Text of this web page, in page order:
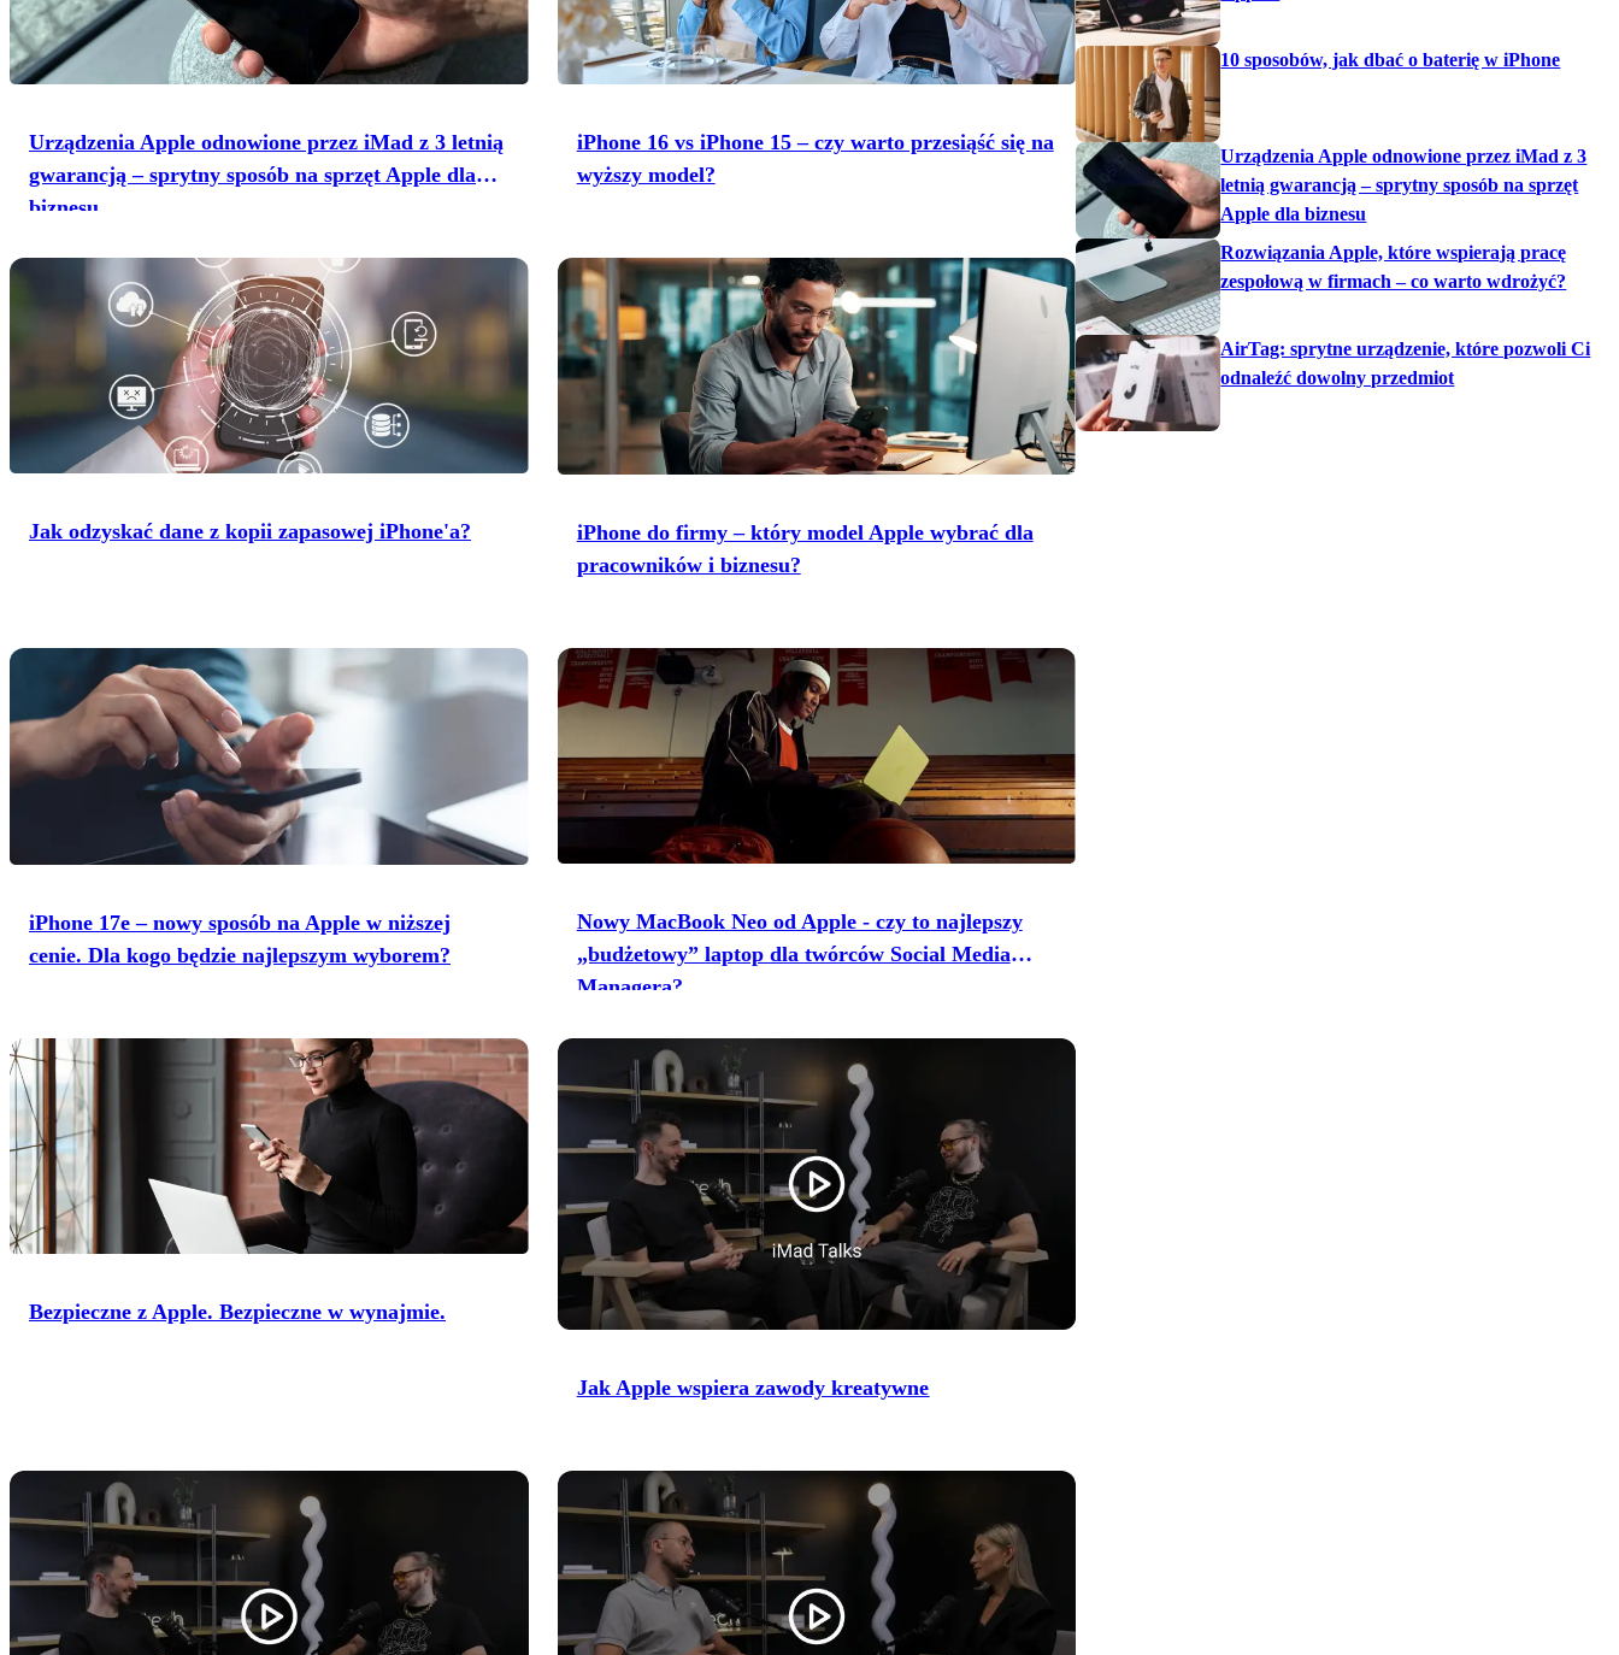
iPhone 16 Mac Studio
Urządzenia Apple odnowione przez iMad z 3 letnią
gwarancją – sprytny sposób na sprzęt Apple dla
biznesu
iPhone 16 vs iPhone 15 – czy warto przesiąść się na
wyższy model?
Jak odzyskać dane z kopii zapasowej iPhone'a?
iPhone do firmy – który model Apple wybrać dla
pracowników i biznesu?
iPhone 17e – nowy sposób na Apple w niższej
cenie. Dla kogo będzie najlepszym wyborem?
Nowy MacBook Neo od Apple - czy to najlepszy
„budżetowy” laptop dla twórców Social Media
Managera?
Bezpieczne z Apple. Bezpieczne w wynajmie.
Jak Apple wspiera zawody kreatywne
10 sposobów, jak dbać o baterię w iPhone
Urządzenia Apple odnowione przez iMad z 3
letnią gwarancją – sprytny sposób na sprzęt
Apple dla biznesu
Rozwiązania Apple, które wspierają pracę
zespołową w firmach – co warto wdrożyć?
AirTag: sprytne urządzenie, które pozwoli Ci
odnaleźć dowolny przedmiot